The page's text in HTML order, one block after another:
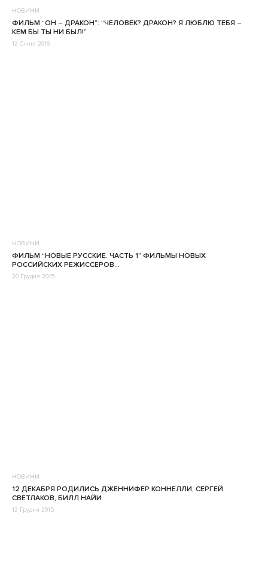
НОВИНИ
ФИЛЬМ “ОН – ДРАКОН”: “ЧЕЛОВЕК? ДРАКОН? Я ЛЮБЛЮ ТЕБЯ –
КЕМ БЫ ТЫ НИ БЫЛ!”
12 Січня 2016
НОВИНИ
ФИЛЬМ “НОВЫЕ РУССКИЕ. ЧАСТЬ 1” ФИЛЬМЫ НОВЫХ
РОССИЙСКИХ РЕЖИССЕРОВ…
20 Грудня 2015
НОВИНИ
12 ДЕКАБРЯ РОДИЛИСЬ ДЖЕННИФЕР КОННЕЛЛИ, СЕРГЕЙ
СВЕТЛАКОВ, БИЛЛ НАЙИ
12 Грудня 2015